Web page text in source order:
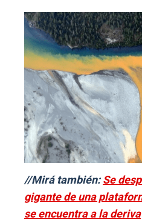
//Mirá también:Se
gigante de una
se encuentra a la deriva